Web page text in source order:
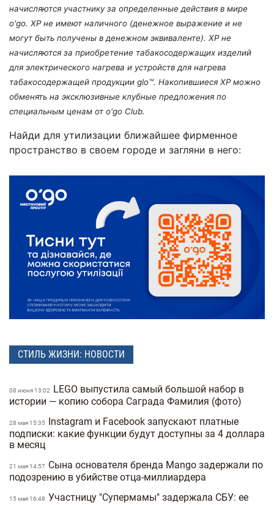
начисляются участнику за определенные действия в мире
o'go. XP не имеют наличного (денежное выражение и не
могут быть получены в денежном эквиваленте). XP не
начисляются за приобретение табакосодержащих изделий
для электрического нагрева и устройств для нагрева
табакосодержащей продукции glo™. Накопившиеся XP можно
обменять на эксклюзивные клубные предложения по
специальным ценам от o'go Club.
Найди для утилизации ближайшее фирменное
пространство в своем городе и загляни в него:
СТИЛЬ ЖИЗНИ: НОВОСТИ
08 июня 13:02
LEGO выпустила самый большой набор в
истории — копию собора Саграда Фамилия (фото)
28 мая 15:35 Instagram и Facebook запускают платные
подписки: какие функции будут доступны за 4 доллара
в месяц
21 мая 14:57
Сына основателя бренда Mango задержали по
подозрению в убийстве отца-миллиардера
15 мая 16:48 Участницу "Супермамы" задержала СБУ: ее